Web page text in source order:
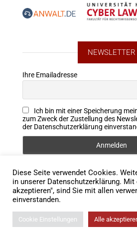
NEWSLETTER
Ihre Emailadresse
Ich bin mit einer Speicherung
zum Zweck der Zustellung des
der Datenschutzerklärung
FOLLOW US
Diese Seite verwendet Cookies.
in unserer Datenschutzerklärung.
akzeptieren", sind Sie mit allen
einverstanden.
Cookie Einstellungen Alle